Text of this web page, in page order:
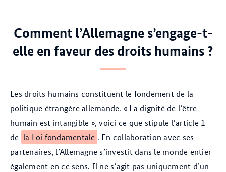
Comment l’Allemagne s’engage-t-
elle en faveur des droits humains ?
Les droits humains constituent le fondement de la
politique étrangère allemande. « La dignité de l’être
humain est intangible », voici ce que stipule l’article 1
de la Loi fondamentale . En collaboration avec ses
partenaires, l’Allemagne s’investit dans le monde entier
également en ce sens. Il ne s’agit pas uniquement d’un